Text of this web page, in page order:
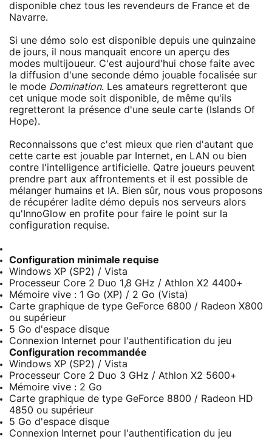
disponible chez tous les revendeurs de France et de
Navarre.
Si une démo solo est disponible depuis une quinzaine
de jours, il nous manquait encore un aperçu des
modes multijoueur. C'est aujourd'hui chose faite avec
la diffusion d'une seconde démo jouable focalisée sur
le mode Domination. Les amateurs regretteront que
cet unique mode soit disponible, de même qu'ils
regretteront la présence d'une seule carte (Islands Of
Hope).
Reconnaissons que c'est mieux que rien d'autant que
cette carte est jouable par Internet, en LAN ou bien
contre l'intelligence artificielle. Qatre joueurs peuvent
prendre part aux affrontements et il est possible de
mélanger humains et IA. Bien sûr, nous vous proposons
de récupérer ladite démo depuis nos serveurs alors
qu'InnoGlow en profite pour faire le point sur la
configuration requise.
Configuration minimale requise
Windows XP (SP2) / Vista
Processeur Core 2 Duo 1,8 GHz / Athlon X2 4400+
Mémoire vive : 1 Go (XP) / 2 Go (Vista)
Carte graphique de type GeForce 6800 / Radeon X800
ou supérieur
5 Go d'espace disque
Connexion Internet pour l'authentification du jeu
Configuration recommandée
Windows XP (SP2) / Vista
Processeur Core 2 Duo 3 GHz / Athlon X2 5600+
Mémoire vive : 2 Go
Carte graphique de type GeForce 8800 / Radeon HD
4850 ou supérieur
5 Go d'espace disque
Connexion Internet pour l'authentification du jeu